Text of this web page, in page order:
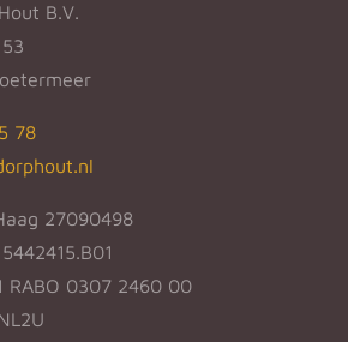
B.V.
78
27090498
RABO 0307 2460 00